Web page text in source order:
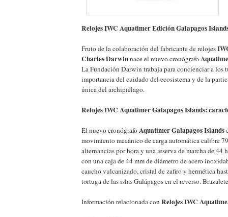
Relojes IWC Aquatimer Edición Galapagos
Fruto de la colaboración del fabricante de relojes
Charles Darwinnace el nuevo cronógrafo
La Fundación Darwin trabaja para concienciar a los
importancia del cuidado del ecosistema y de la
única del archipiélago.
Relojes IWC Aquatimer Galapagos Islands:
El nuevo cronógrafoAquatimer Galapagos Islands
movimiento mecánico de carga automática calibre
alternancias por hora y una reserva de marcha de 44
con una caja de 44 mm de diámetro de acero
caucho vulcanizado, cristal de zafiro y hermética
tortuga de las islas Galápagos en el reverso.
Información relacionada con Relojes IWC